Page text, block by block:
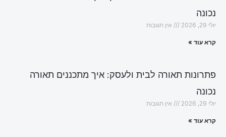
נכונה
יולי 29, 2026 אין תגובות
קרא עוד »
פתרונות תאורה לבית ולעסק: איך מתכננים תאורה
נכונה
יולי 29, 2026 אין תגובות
קרא עוד »